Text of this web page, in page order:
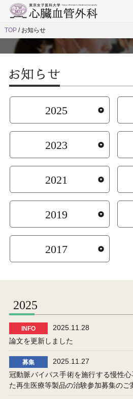
TOP お知らせ
2025
2023
2021
2019
2017
2025
INFO
2025.11.28
論文を更新しました
募集
2025.11.27
冠動脈バイパス手術を施行する慢性
た再生医療等製品の治験参加募集のご